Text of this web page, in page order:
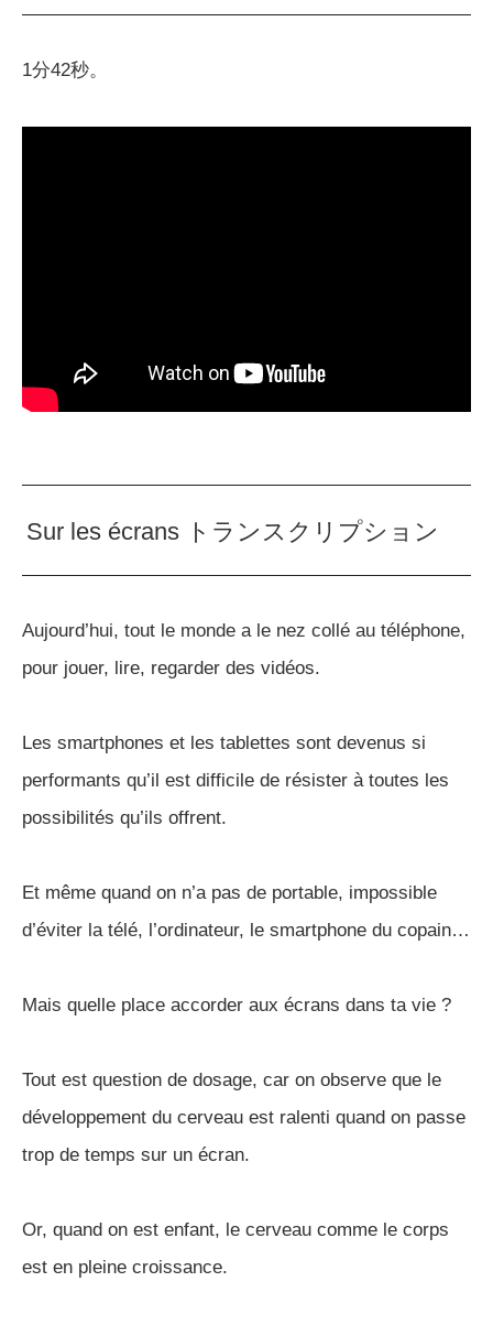
1分42秒。
Sur les écrans トランスクリプション
Aujourd’hui, tout le monde a le nez collé au téléphone,
pour jouer, lire, regarder des vidéos.
Les smartphones et les tablettes sont devenus si
performants qu’il est difficile de résister à toutes les
possibilités qu’ils offrent.
Et même quand on n’a pas de portable, impossible
d’éviter la télé, l’ordinateur, le smartphone du copain…
Mais quelle place accorder aux écrans dans ta vie ?
Tout est question de dosage, car on observe que le
développement du cerveau est ralenti quand on passe
trop de temps sur un écran.
Or, quand on est enfant, le cerveau comme le corps
est en pleine croissance.